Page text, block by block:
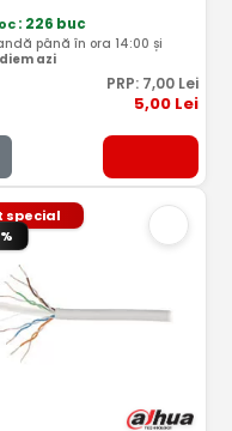
: 226 buc
până în ora 14:00 și
azi
PRP: 7,00 Lei
5,00 Lei
special